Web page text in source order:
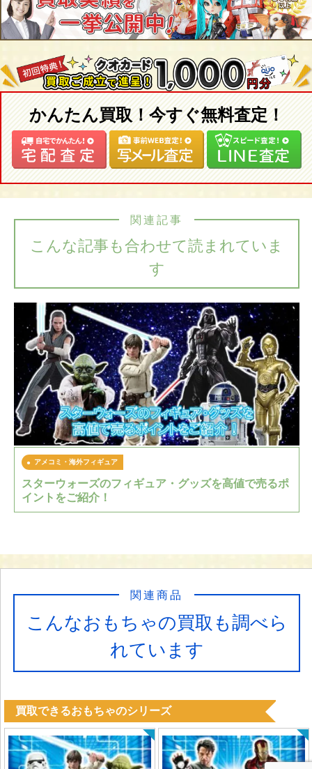
かんたん買取！今すぐ無料査定！
こんな記事も合わせて読まれていま
す
関連記事
アメコミ・海外フィギュア
スターウォーズのフィギュア・グッズを高値で売るポ
イントをご紹介！
こんなおもちゃの買取も調べら
れています
関連商品
買取できるおもちゃのシリーズ